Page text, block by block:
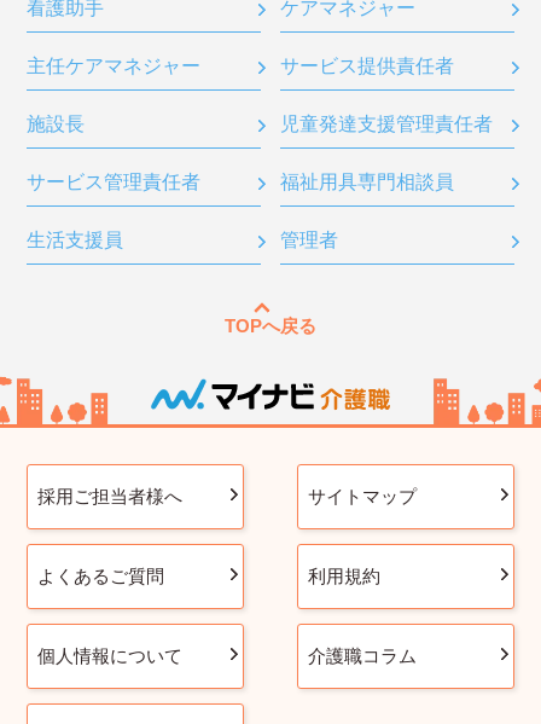
看護助手 ケアマネジャー
主任ケアマネジャー サービス提供責任者
施設長 児童発達支援管理責任者
サービス管理責任者 福祉用具専門相談員
生活支援員 管理者
TOPへ戻る
採用ご担当者様へ サイトマップ
よくあるご質問 利用規約
個人情報について 介護職コラム